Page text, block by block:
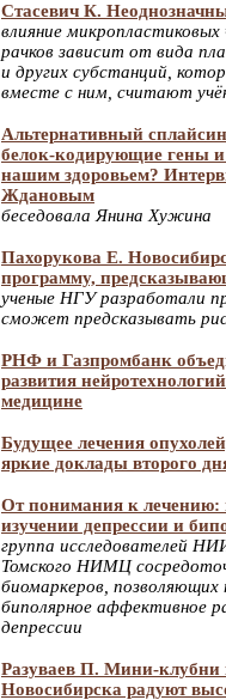
Стасевич К.
влияние
рачков зависит от вида
и других субстанций,
вместе с ним, считают
Альтернативный
белок-кодирующие гены и
нашим здоровьем?
Ждановым
беседовала Янина Хужина
Пахорукова Е.
программу,
ученые НГУ разработали
сможет предсказывать
РНФ и Газпромбанк
развития
медицине
Будущее лечения
яркие доклады второго
От понимания к лечению:
изучении депрессии и
группа исследователей
Томского НИМЦ
биомаркеров,
биполярное аффективное
депрессии
Разуваев П. Мини-клубни
Новосибирска радуют